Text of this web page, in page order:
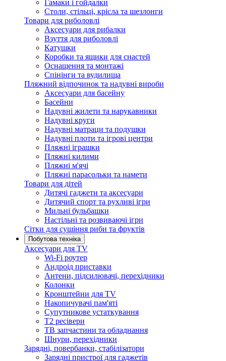
Гамаки і гойдалки
Столи, стільці, крісла та шезлонги
Товари для риболовлі
Аксесуари для рибалки
Взуття для риболовлі
Катушки
Коробки та ящики для снастей
Оснащення та монтажі
Спінінги та вудилища
Пляжний відпочинок та надувні вироби
Аксесуари для басейну
Басейни
Надувні жилети та нарукавники
Надувні круги
Надувні матраци та подушки
Надувні плоти та ігрові центри
Пляжні іграшки
Пляжні килими
Пляжні м'ячі
Пляжні парасольки та намети
Товари для дітей
Дитячі гаджети та аксесуари
Дитячий спорт та рухливі ігри
Мильні бульбашки
Настільні та розвиваючі ігри
Сітки для сушіння риби та фруктів
Побутова техніка
Аксесуари для TV
Wi-Fi роутер
Андроід приставки
Антени, підсилювачі, перехідники
Колонки
Кронштейни для TV
Накопичувачі пам'яті
Супутникове устаткування
Т2 ресівери
ТВ запчастини та обладнання
Шнури, перехідники
Зарядні, повербанки, стабілізатори
Зарядні пристрої для гаджетів